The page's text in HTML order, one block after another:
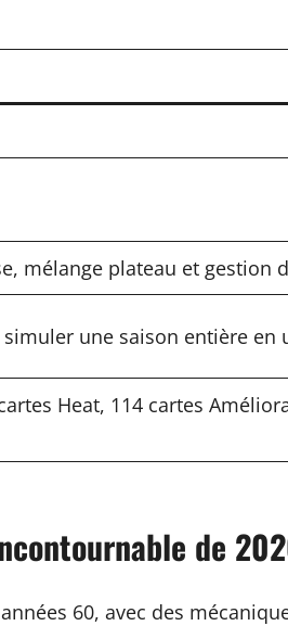
mélange plateau et gestion
une saison entière en
Heat, 114 cartes
de
60, avec des